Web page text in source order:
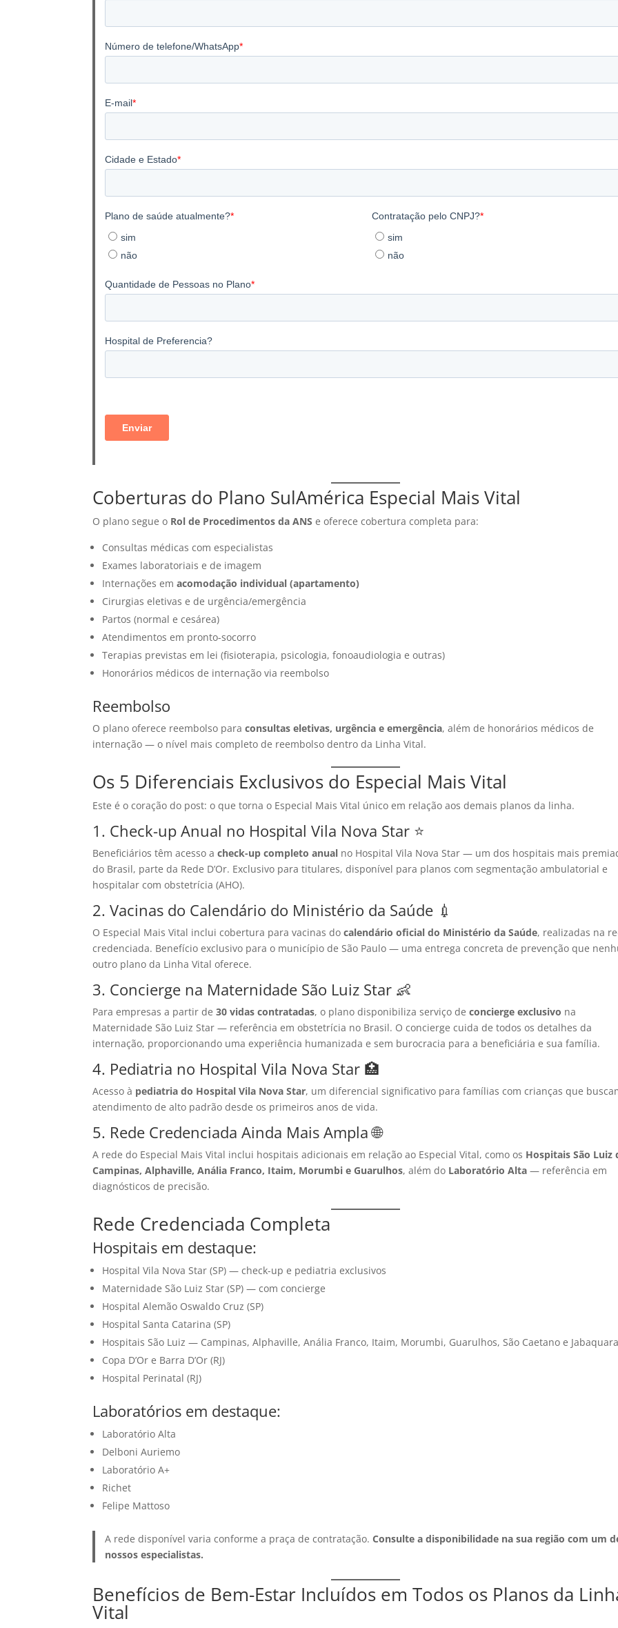
Coberturas do Plano SulAmérica Especial Mais Vital
O plano segue o Rol de Procedimentos da ANS e oferece cobertura completa para:
Consultas médicas com especialistas
Exames laboratoriais e de imagem
Internações emacomodação individual (apartamento)
Cirurgias eletivas e de urgência/emergência
Partos (normal e cesárea)
Atendimentos em pronto-socorro
Terapias previstas em lei (fisioterapia, psicologia, fonoaudiologia e outras)
Honorários médicos de internação via reembolso
Reembolso
O plano oferece reembolso paraconsultas eletivas, urgência e emergência, além de honorários médicos de
internação — o nível mais completo de reembolso dentro da Linha Vital.
Os 5 Diferenciais Exclusivos do Especial Mais Vital
Este é o coração do post: o que torna o Especial Mais Vital único em relação aos demais planos da linha.
1. Check-up Anual no Hospital Vila Nova Star ⭐
Beneficiários têm acesso acheck-up completo anual no Hospital Vila Nova Star — um dos hospitais mais
do Brasil, parte da Rede D’Or. Exclusivo para titulares, disponível para planos com segmentação ambulatorial e
hospitalar com obstetrícia (AHO).
2. Vacinas do Calendário do Ministério da Saúde 💉
O Especial Mais Vital inclui cobertura para vacinas docalendário oficial do Ministério da Saúde, realizadas na
credenciada. Benefício exclusivo para o município de São Paulo — uma entrega concreta de prevenção que
outro plano da Linha Vital oferece.
3. Concierge na Maternidade São Luiz Star 👶
Para empresas a partir de30 vidas contratadas, o plano disponibiliza serviço deconcierge exclusivo na
Maternidade São Luiz Star — referência em obstetrícia no Brasil. O concierge cuida de todos os detalhes da
internação, proporcionando uma experiência humanizada e sem burocracia para a beneficiária e sua família.
4. Pediatria no Hospital Vila Nova Star 🏥
Acesso à pediatria do Hospital Vila Nova Star, um diferencial significativo para famílias com crianças que
atendimento de alto padrão desde os primeiros anos de vida.
5. Rede Credenciada Ainda Mais Ampla 🌐
A rede do Especial Mais Vital inclui hospitais adicionais em relação ao Especial Vital, como os Hospitais São Luiz
Campinas, Alphaville, Anália Franco, Itaim, Morumbi e Guarulhos, além do Laboratório Alta — referência em
diagnósticos de precisão.
Rede Credenciada Completa
Hospitais em destaque:
Hospital Vila Nova Star (SP) — check-up e pediatria exclusivos
Maternidade São Luiz Star (SP) — com concierge
Hospital Alemão Oswaldo Cruz (SP)
Hospital Santa Catarina (SP)
Hospitais São Luiz — Campinas, Alphaville, Anália Franco, Itaim, Morumbi, Guarulhos, São Caetano e
Copa D’Or e Barra D’Or (RJ)
Hospital Perinatal (RJ)
Laboratórios em destaque:
Laboratório Alta
Delboni Auriemo
Laboratório A+
Richet
Felipe Mattoso
A rede disponível varia conforme a praça de contratação. Consulte a disponibilidade na sua região com um
nossos especialistas.
Benefícios de Bem-Estar Incluídos em Todos os Planos da
Vital